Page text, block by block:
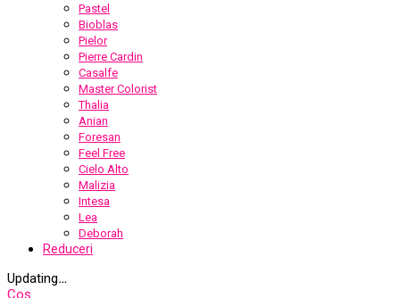
Pastel
Bioblas
Pielor
Pierre Cardin
Casalfe
Master Colorist
Thalia
Anian
Foresan
Feel Free
Cielo Alto
Malizia
Intesa
Lea
Deborah
Reduceri
Updating…
Coș